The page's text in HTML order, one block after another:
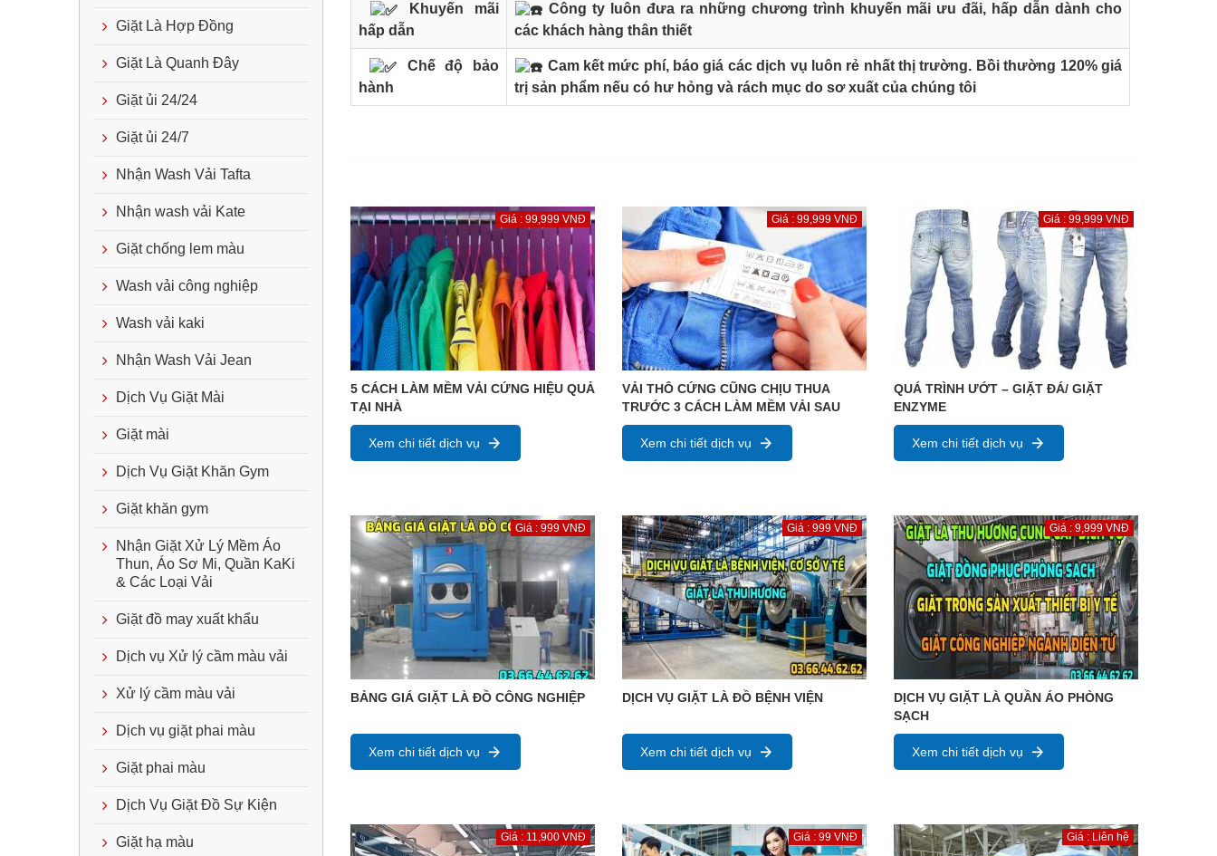
Khuyến mãi
hấp dẫn
Công ty luôn đưa ra những chương trình khuyến mãi ưu đãi, hấp dẫn dành cho
các khách hàng thân thiết
Chế độ bảo
hành
Cam kết mức phí, báo giá các dịch vụ luôn rẻ nhất thị trường. Bồi thường 120% giá
trị sản phẩm nếu có hư hỏng và rách mục do sơ xuất của chúng tôi
Giá : 99,999 VNĐ
5 CÁCH LÀM MỀM VẢI CỨNG HIỆU QUẢ
TẠI NHÀ
Xem chi tiết dịch vụ
Giá : 99,999 VNĐ
VẢI THÔ CỨNG CŨNG CHỊU THUA
TRƯỚC 3 CÁCH LÀM MỀM VẢI SAU
Xem chi tiết dịch vụ
Giá : 99,999 VNĐ
QUÁ TRÌNH ƯỚT – GIẶT ĐÁ/ GIẶT
ENZYME
Xem chi tiết dịch vụ
Giá : 999 VNĐ
BẢNG GIÁ GIẶT LÀ ĐỒ CÔNG NGHIỆP
Xem chi tiết dịch vụ
Giá : 999 VNĐ
DỊCH VỤ GIẶT LÀ ĐỒ BỆNH VIỆN
Xem chi tiết dịch vụ
Giá : 9,999 VNĐ
DỊCH VỤ GIẶT LÀ QUẦN ÁO PHÒNG
SẠCH
Xem chi tiết dịch vụ
Giá : 11,900 VNĐ Giá : 99 VNĐ Giá : Liên hệ
Giặt Là Hợp Đồng
Giặt Là Quanh Đây
Giặt ủi 24/24
Giặt ủi 24/7
Nhận Wash Vải Tafta
Nhận wash vải Kate
Giặt chống lem màu
Wash vải công nghiệp
Wash vải kaki
Nhận Wash Vải Jean
Dịch Vụ Giặt Mài
Giặt mài
Dịch Vụ Giặt Khăn Gym
Giặt khăn gym
Nhận Giặt Xử Lý Mềm Áo
Thun, Áo Sơ Mi, Quần KaKi
& Các Loại Vải
Giặt đồ may xuất khẩu
Dịch vụ Xử lý cầm màu vải
Xử lý cầm màu vải
Dịch vụ giặt phai màu
Giặt phai màu
Dịch Vụ Giặt Đồ Sự Kiện
Giặt hạ màu